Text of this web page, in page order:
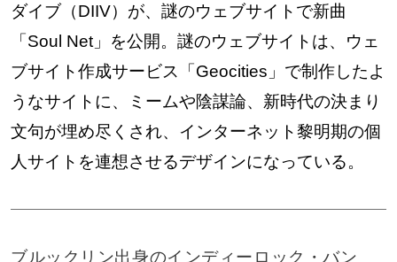
ダイブ（DIIV）が、謎のウェブサイトで新曲
「Soul Net」を公開。謎のウェブサイトは、ウェ
ブサイト作成サービス「Geocities」で制作したよ
うなサイトに、ミームや陰謀論、新時代の決まり
文句が埋め尽くされ、インターネット黎明期の個
人サイトを連想させるデザインになっている。
ブルックリン出身のインディーロック・バン